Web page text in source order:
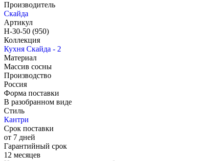
Производитель
Скайда
Артикул
H-30-50 (950)
Коллекция
Кухня Скайда - 2
Материал
Массив сосны
Производство
Россия
Форма поставки
В разобранном виде
Стиль
Кантри
Срок поставки
от 7 дней
Гарантийный срок
12 месяцев